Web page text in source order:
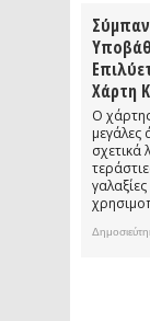
Χάρτη
Ο
μεγάλες
σχετικά